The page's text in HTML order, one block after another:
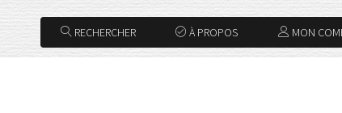
MON
À PROPOS
RECHERCHER